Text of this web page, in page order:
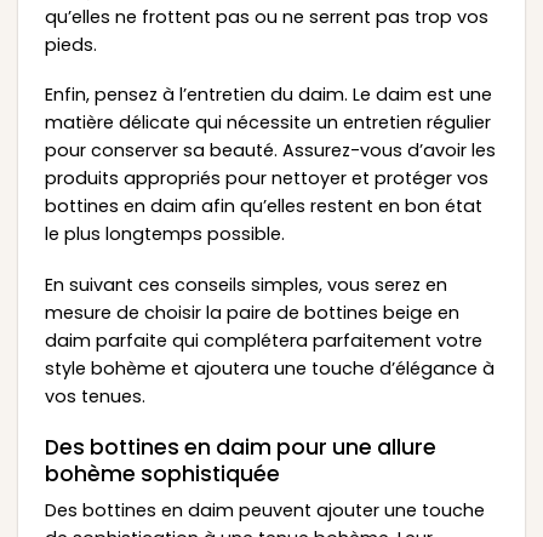
qu’elles ne frottent pas ou ne serrent pas trop vos
pieds.
Enfin, pensez à l’entretien du daim. Le daim est une
matière délicate qui nécessite un entretien régulier
pour conserver sa beauté. Assurez-vous d’avoir les
produits appropriés pour nettoyer et protéger vos
bottines en daim afin qu’elles restent en bon état
le plus longtemps possible.
En suivant ces conseils simples, vous serez en
mesure de choisir la paire de bottines beige en
daim parfaite qui complétera parfaitement votre
style bohème et ajoutera une touche d’élégance à
vos tenues.
Des bottines en daim pour une allure
bohème sophistiquée
Des bottines en daim peuvent ajouter une touche